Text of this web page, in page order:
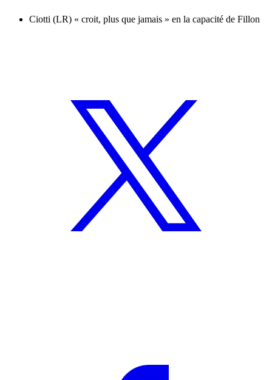
Ciotti (LR) « croit, plus que jamais » en la capacité de Fillon